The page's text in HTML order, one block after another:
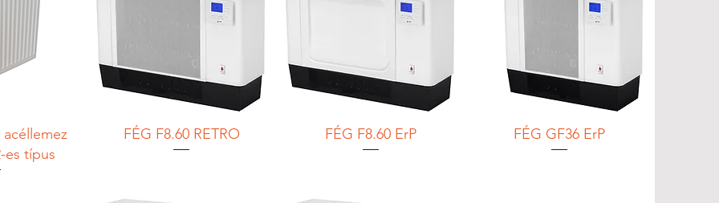
acéllemez
es típus
FÉG F8.60 RETRO FÉG F8.60 ErP FÉG GF36 ErP